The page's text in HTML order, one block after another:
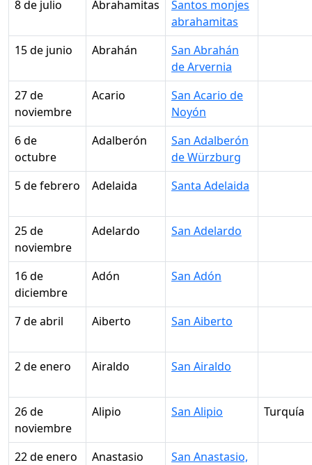
8 de julio
Abrahamitas
Santos monjes
abrahamitas
15 de junio
Abrahán
San Abrahán
de Arvernia
27 de
noviembre
Acario
San Acario de
Noyón
6 de
octubre
Adalberón
San Adalberón
de Würzburg
5 de febrero
Adelaida Santa Adelaida
25 de
noviembre
Adelardo San Adelardo
16 de
diciembre
Adón San Adón
7 de abril Aiberto San Aiberto
2 de enero Airaldo San Airaldo
26 de
noviembre
Alipio San Alipio Turquía
22 de enero Anastasio
San Anastasio,